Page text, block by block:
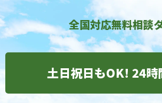
全国対応無料相談
土日祝日もOK! 24時